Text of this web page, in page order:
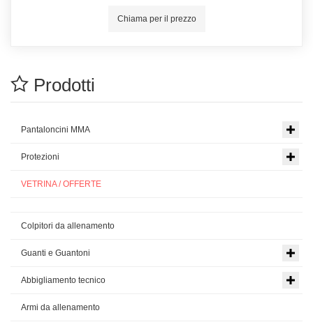
Chiama per il prezzo
Prodotti
Pantaloncini MMA
Protezioni
VETRINA / OFFERTE
Colpitori da allenamento
Guanti e Guantoni
Abbigliamento tecnico
Armi da allenamento